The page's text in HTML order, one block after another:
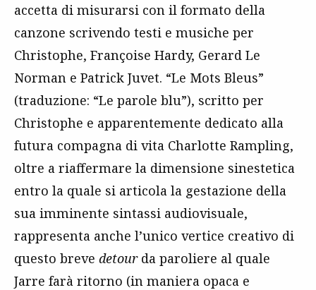
accetta di misurarsi con il formato della
canzone scrivendo testi e musiche per
Christophe, Françoise Hardy, Gerard Le
Norman e Patrick Juvet. “Le Mots Bleus”
(traduzione: “Le parole blu”), scritto per
Christophe e apparentemente dedicato alla
futura compagna di vita Charlotte Rampling,
oltre a riaffermare la dimensione sinestetica
entro la quale si articola la gestazione della
sua imminente sintassi audiovisuale,
rappresenta anche l’unico vertice creativo di
questo breve detour da paroliere al quale
Jarre farà ritorno (in maniera opaca e